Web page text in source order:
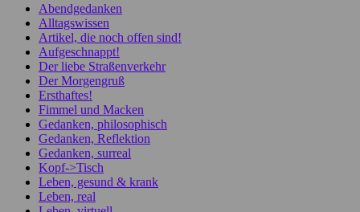
Abendgedanken
Alltagswissen
Artikel, die noch offen sind!
Aufgeschnappt!
Der liebe Straßenverkehr
Der Morgengruß
Ersthaftes!
Fimmel und Macken
Gedanken, philosophisch
Gedanken, Reflektion
Gedanken, surreal
Kopf->Tisch
Leben, gesund & krank
Leben, real